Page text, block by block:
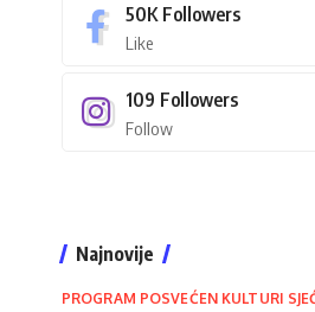
50K Followers
Like
109 Followers
Follow
Najnovije
PROGRAM POSVEĆEN KULTURI